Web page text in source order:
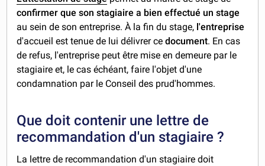
confirmer que son stagiaire a bien effectué un stage
au sein de son entreprise. À la fin du stage, l'entreprise
d'accueil est tenue de lui délivrer cedocument. En cas
de refus, l'entreprise peut être mise en demeure par le
stagiaire et, le cas échéant, faire l'objet d'une
condamnation par le Conseil des prud'hommes.
Que doit contenir une lettre de
recommandation d'un stagiaire ?
La lettre de recommandation d'un stagiaire doit